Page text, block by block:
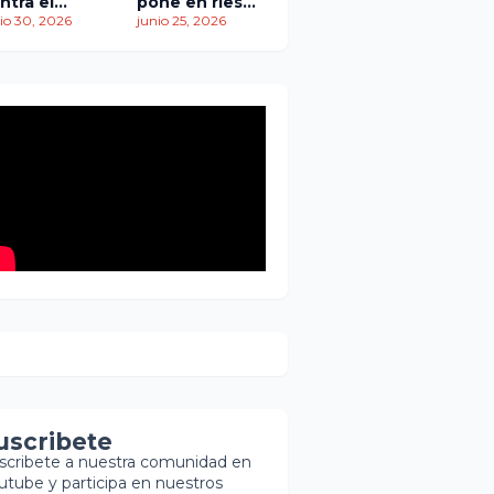
más
30, 2026
traslado de
junio 25, 2026
a nuestra comunidad en
y participa en nuestros